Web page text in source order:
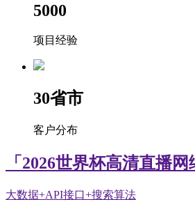
5000
项目经验
30省市
客户分布
「2026世界杯高清直播
大数据+API接口+搜索算法